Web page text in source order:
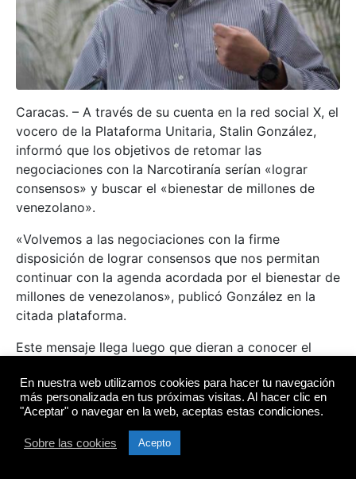
Caracas. – A través de su cuenta en la red social X, el
vocero de la Plataforma Unitaria, Stalin González,
informó que los objetivos de retomar las
negociaciones con la Narcotiranía serían «lograr
consensos» y buscar el «bienestar de millones de
venezolano».
«Volvemos a las negociaciones con la firme
disposición de lograr consensos que nos permitan
continuar con la agenda acordada por el bienestar de
millones de venezolanos», publicó González en la
citada plataforma.
Este mensaje llega luego que dieran a conocer el
Maduro y la oposición, en Barbados.
Si bien, como no puede ser de otra manera, las
reacciones en redes no se hicieron esperar;entre ellas
destacan la acusación de «mamarracho», además de
En nuestra web utilizamos cookies para hacer tu navegación
más personalizada en tus próximas visitas. Al hacer clic en
"Aceptar" o navegar en la web, aceptas estas condiciones.
Sobre las cookies Acepto